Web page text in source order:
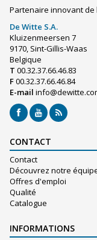
Partenaire innovant de
De Witte S.A.
Kluizenmeersen 7
9170, Sint-Gillis-Waas
Belgique
T 00.32.37.66.46.83
F00.32.37.66.46.84
E-mail
CONTACT
Contact
Découvrez notre
Offres d'emploi
Qualité
Catalogue
INFORMATIONS